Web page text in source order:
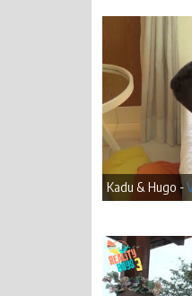
Kadu & Hugo -